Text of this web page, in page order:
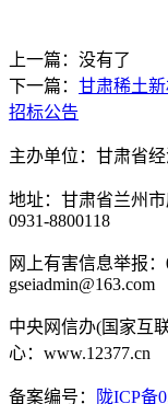
上一篇：没有了
下一篇： 甘肃稀土
招标公告
主办单位：甘肃省
地址：甘肃省兰州市
0931-8800118
网上有害信息举报：
gseiadmin@163.com
中央网信办(国家互
心：www.12377.cn
备案编号： 陇ICP备